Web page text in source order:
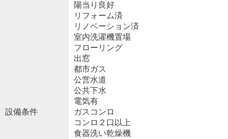
設備条件
陽当り良好
リフォーム済
リノベーション済
室内洗濯機置場
フローリング
出窓
都市ガス
公営水道
公共下水
電気有
ガスコンロ
コンロ２口以上
食器洗い乾燥機